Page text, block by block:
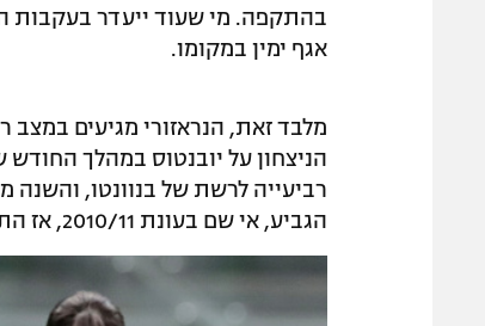
בהתקפה. מי שעוד ייעדר בעקבות
אגף ימין במקומו.
מלבד זאת, הנראזורי מגיעים
רביעייה לרשת של בנוונטו,
הגביע, אי שם בעונת 2010/11, אז התמודדו מול פאלרמו.